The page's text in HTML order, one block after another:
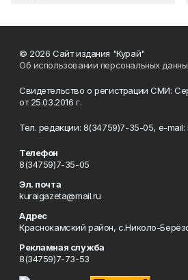
© 2026 Сайт издания "Курай"
Об использовании персональных
Свидетельство о регистрации СМИ:
от 25.03.2016 г.
Тел. редакции: 8(34759)7-35-05, e-mail:
Телефон
8(34759)7-35-05
Эл. почта
kuraigazeta@mail.ru
Адрес
Краснокамский район, с.Николо-
Рекламная служба
8(34759)7-73-53